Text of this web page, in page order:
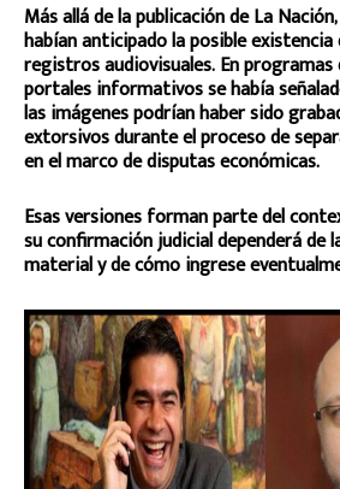
Más allá de la publicación de La
habían anticipado la posible existencia
registros audiovisuales. En
portales informativos se había
las imágenes podrían haber sido
extorsivos durante el proceso de
en el marco de disputas económicas.
Esas versiones forman parte del
su confirmación judicial dependerá de
material y de cómo ingrese